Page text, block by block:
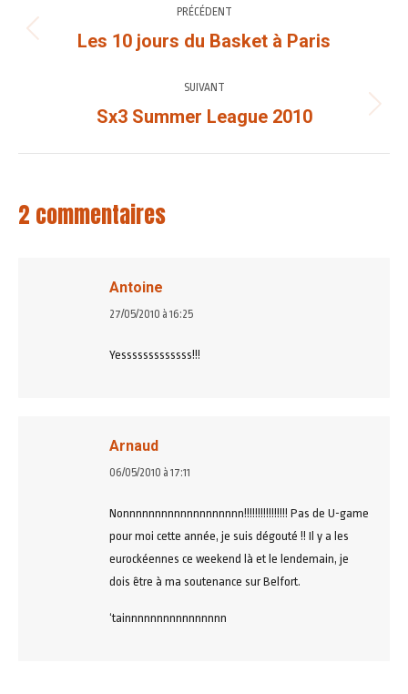
ARTICLE
PRÉCÉDENT
Article
:
Les 10 jours du Basket à Paris
SUIVANT
Article
Sx3 Summer League 2010
2 commentaires
Antoine
dit
27/05/2010 à 16:25
Yesssssssssssss!!!
Arnaud
dit
06/05/2010 à 17:11
Nonnnnnnnnnnnnnnnnnnn!!!!!!!!!!!!!!!! Pas de U-game
pour moi cette année, je suis dégouté !! Il y a les
eurockéennes ce weekend là et le lendemain, je
dois être à ma soutenance sur Belfort.
‘tainnnnnnnnnnnnnnnn